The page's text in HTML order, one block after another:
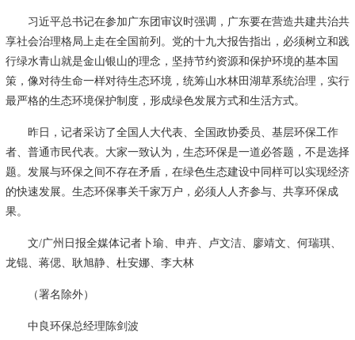
习近平总书记在参加广东团审议时强调，广东要在营造共建共治共
享社会治理格局上走在全国前列。党的十九大报告指出，必须树立和践
行绿水青山就是金山银山的理念，坚持节约资源和保护环境的基本国
策，像对待生命一样对待生态环境，统筹山水林田湖草系统治理，实行
最严格的生态环境保护制度，形成绿色发展方式和生活方式。
昨日，记者采访了全国人大代表、全国政协委员、基层环保工作
者、普通市民代表。大家一致认为，生态环保是一道必答题，不是选择
题。发展与环保之间不存在矛盾，在绿色生态建设中同样可以实现经济
的快速发展。生态环保事关千家万户，必须人人齐参与、共享环保成
果。
文/广州日报全媒体记者卜瑜、申卉、卢文洁、廖靖文、何瑞琪、
龙锟、蒋偲、耿旭静、杜安娜、李大林
（署名除外）
中良环保总经理陈剑波